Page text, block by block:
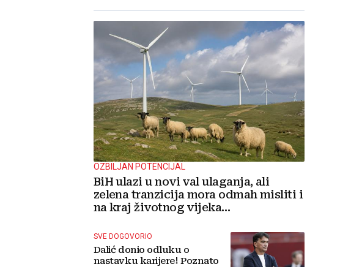
OZBILJAN POTENCIJAL
BiH ulazi u novi val ulaganja, ali
zelena tranzicija mora odmah misliti i
na kraj životnog vijeka
SVE DOGOVORIO
Dalić donio odluku o
nastavku karijere! Poznato